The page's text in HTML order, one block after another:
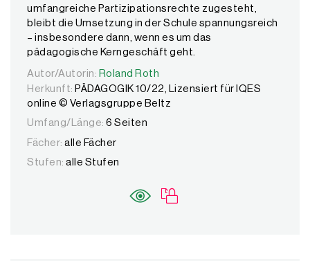
umfangreiche Partizipationsrechte zugesteht,
bleibt die Umsetzung in der Schule spannungsreich
– insbesondere dann, wenn es um das
pädagogische Kerngeschäft geht.
Autor/Autorin: Roland Roth
Autor/Autorin: Roland Roth
Herkunft: PÄDAGOGIK 10/22, Lizensiert für IQES
online © Verlagsgruppe Beltz
Umfang/Länge: 6 Seiten
Fächer: alle Fächer
Stufen: alle Stufen